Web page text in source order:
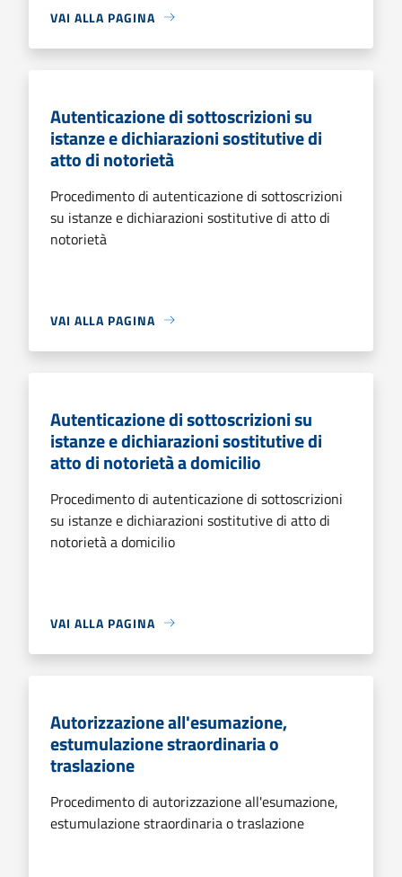
VAI ALLA PAGINA
Autenticazione di sottoscrizioni su
istanze e dichiarazioni sostitutive di
atto di notorietà
Procedimento di autenticazione di sottoscrizioni
su istanze e dichiarazioni sostitutive di atto di
notorietà
VAI ALLA PAGINA
Autenticazione di sottoscrizioni su
istanze e dichiarazioni sostitutive di
atto di notorietà a domicilio
Procedimento di autenticazione di sottoscrizioni
su istanze e dichiarazioni sostitutive di atto di
notorietà a domicilio
VAI ALLA PAGINA
Autorizzazione all'esumazione,
estumulazione straordinaria o
traslazione
Procedimento di autorizzazione all'esumazione,
estumulazione straordinaria o traslazione